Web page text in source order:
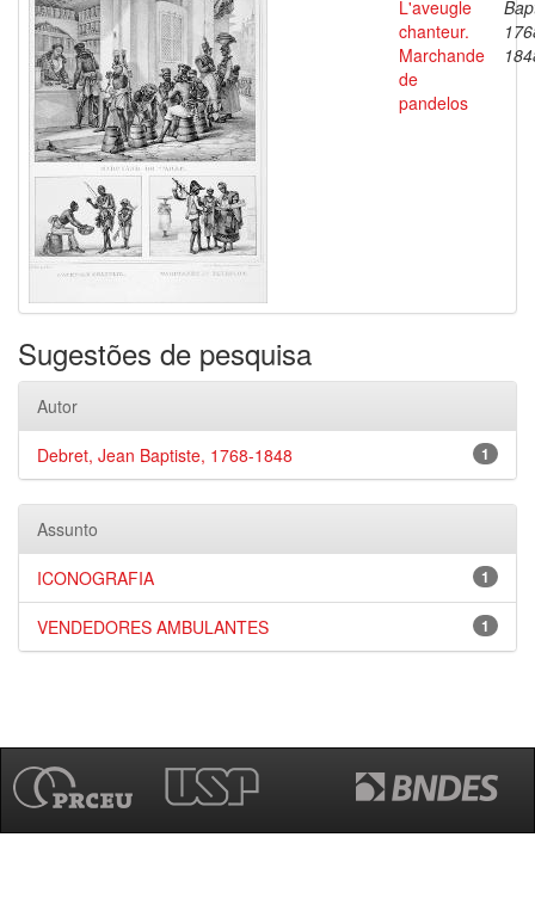
L'aveugle
chanteur.
Marchande
de
pandelos
Sugestões de pesquisa
Autor
1
Debret, Jean Baptiste, 1768-1848
Assunto
1
ICONOGRAFIA
1
VENDEDORES AMBULANTES